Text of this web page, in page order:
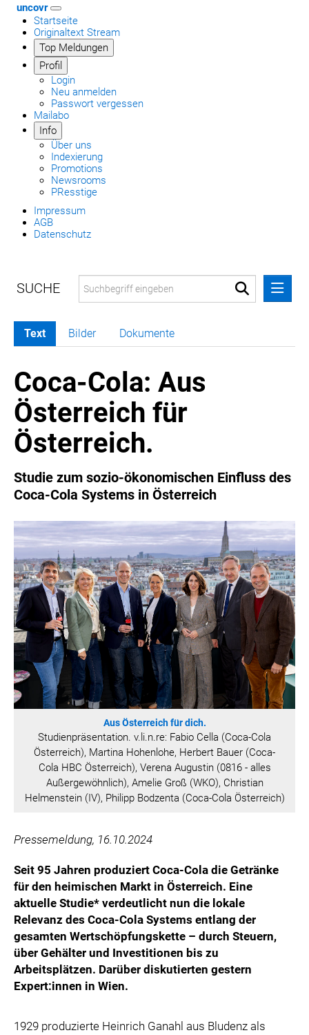
uncovr
Startseite
Originaltext Stream
Top Meldungen
Profil
Login
Neu anmelden
Passwort vergessen
Mailabo
Info
Über uns
Indexierung
Promotions
Newsrooms
PResstige
Impressum
AGB
Datenschutz
MELDUNGEN
COCA-COLA
Coca-Cola CUP
COCA-COLA HBC ÖSTERREICH
RÖMERQUELLE
KESCH
BARFLY'S CLUB
SPORTS MEDIA AUSTRIA
CULINARIUS
RECYCLEMICH-INITIATIVE
VIER HOCH VIER
ALFIES
HANNERSBERG
WILHELM-EXNER-MEDAILLEN STIFTUNG
ADMIRAL SPORTWETTEN
EWP RECYCLING PFAND ÖSTERREICH
ANNEMARIE CHARITY
TRÄGERVEREIN EINWEGPFAND
SPECIAL OLYMPICS ÖSTERREICH
MEDIA
PRESSEKONTAKT
Text Bilder Dokumente
Coca-Cola: Aus
Österreich für
Österreich.
Studie zum sozio-ökonomischen Einfluss des
Coca-Cola Systems in Österreich
Aus Österreich für dich.
Studienpräsentation. v.li.n.re: Fabio Cella (Coca-Cola
Österreich), Martina Hohenlohe, Herbert Bauer (Coca-
Cola HBC Österreich), Verena Augustin (0816 - alles
Außergewöhnlich), Amelie Groß (WKO), Christian
Helmenstein (IV), Philipp Bodzenta (Coca-Cola Österreich)
Pressemeldung, 16.10.2024
Seit 95 Jahren produziert Coca-Cola die Getränke
für den heimischen Markt in Österreich. Eine
aktuelle Studie* verdeutlicht nun die lokale
Relevanz des Coca-Cola Systems entlang der
gesamten Wertschöpfungskette – durch Steuern,
über Gehälter und Investitionen bis zu
Arbeitsplätzen. Darüber diskutierten gestern
Expert:innen in Wien.
1929 produzierte Heinrich Ganahl aus Bludenz als